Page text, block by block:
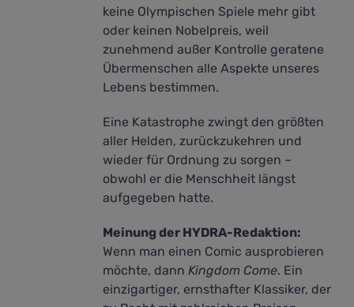
keine Olympischen Spiele mehr gibt
oder keinen Nobelpreis, weil
zunehmend außer Kontrolle geratene
Übermenschen alle Aspekte unseres
Lebens bestimmen.
Eine Katastrophe zwingt den größten
aller Helden, zurückzukehren und
wieder für Ordnung zu sorgen –
obwohl er die Menschheit längst
aufgegeben hatte.
Meinung der HYDRA-Redaktion:
Wenn man einen Comic ausprobieren
möchte, dannKingdom Come. Ein
einzigartiger, ernsthafter Klassiker, der